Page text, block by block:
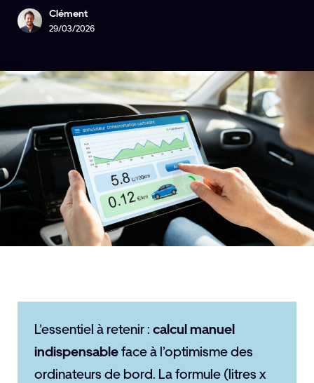
Clément
29/03/2026
L’essentiel à retenir : calcul manuel
indispensableface à l’optimisme des
ordinateurs de bord. La formule (litres x